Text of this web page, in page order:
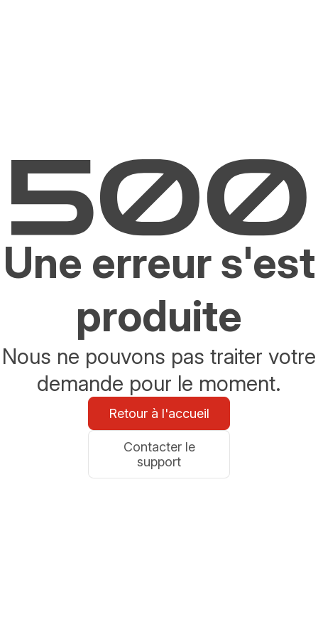
Une erreur s'est
produite
Nous ne pouvons pas traiter votre
demande pour le moment.
Retour à l'accueil
Contacter le
support